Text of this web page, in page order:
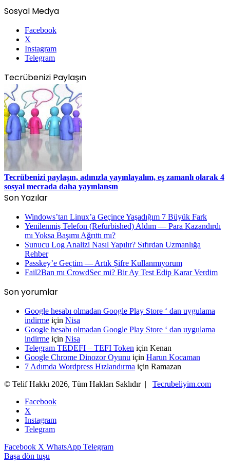
Sosyal Medya
Facebook
X
Instagram
Telegram
Tecrübenizi Paylaşın
Tecrübenizi paylaşın, adınızla yayınlayalım, eş zamanlı olarak 4
sosyal mecrada daha yayınlansın
Son Yazılar
Windows’tan Linux’a Geçince Yaşadığım 7 Büyük Fark
Yenilenmiş Telefon (Refurbished) Aldım — Para Kazandırdı
mı Yoksa Başımı Ağrıttı mı?
Sunucu Log Analizi Nasıl Yapılır? Sıfırdan Uzmanlığa
Rehber
Passkey’e Geçtim — Artık Şifre Kullanmıyorum
Fail2Ban mı CrowdSec mi? Bir Ay Test Edip Karar Verdim
Son yorumlar
Google hesabı olmadan Google Play Store ‘ dan uygulama
indirme için Nisa
Google hesabı olmadan Google Play Store ‘ dan uygulama
indirme için Nisa
Telegram TEDEFI – TEFI Token için Kenan
Google Chrome Dinozor Oyunu için Harun Kocaman
7 Adımda Wordpress Hızlandırma için Ramazan
© Telif Hakkı 2026, Tüm Hakları Saklıdır | Tecrubeliyim.com
Facebook
X
Instagram
Telegram
Facebook X WhatsApp Telegram
Başa dön tuşu